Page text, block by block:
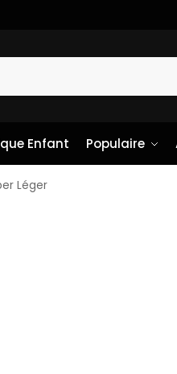
Enfant Populaire
Léger